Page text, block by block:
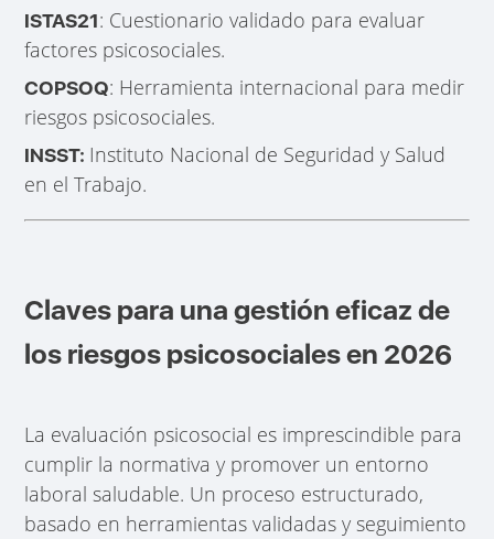
ISTAS21: Cuestionario validado para evaluar
factores psicosociales.
COPSOQ: Herramienta internacional para medir
riesgos psicosociales.
INSST: Instituto Nacional de Seguridad y Salud
en el Trabajo.
Claves para una gestión eficaz de
los riesgos psicosociales en 2026
La evaluación psicosocial es imprescindible para
cumplir la normativa y promover un entorno
laboral saludable. Un proceso estructurado,
basado en herramientas validadas y seguimiento